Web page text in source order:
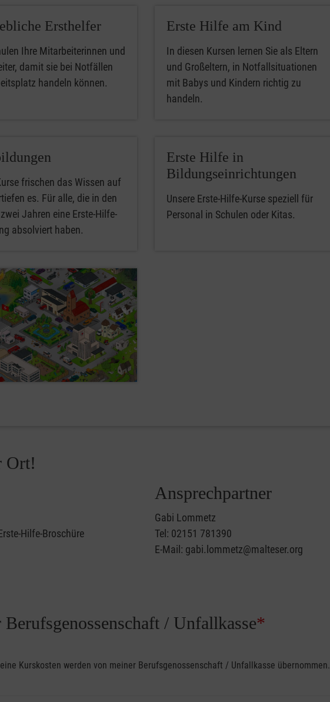
Ersthelfer
Ihre Mitarbeiterinnen und
damit sie bei Notfällen
handeln können.
Erste Hilfe am Kind
In diesen Kursen lernen Sie als Eltern
und Großeltern, in Notfallsituationen
mit Babys und Kindern richtig zu
handeln.
frischen das Wissen auf
es. Für alle, die in den
Jahren eine Erste-Hilfe-
absolviert haben.
Erste Hilfe in
Bildungseinrichtungen
Unsere Erste-Hilfe-Kurse speziell für
Personal in Schulen oder Kitas.
Ort!
Hilfe-Broschüre
Ansprechpartner
Gabi Lommetz
Tel: 02151 781390
E-Mail: gabi.lommetz@malteser.org
/ Unfallkasse*
Kurskosten werden von meiner Berufsgenossenschaft / Unfallkasse übernommen.